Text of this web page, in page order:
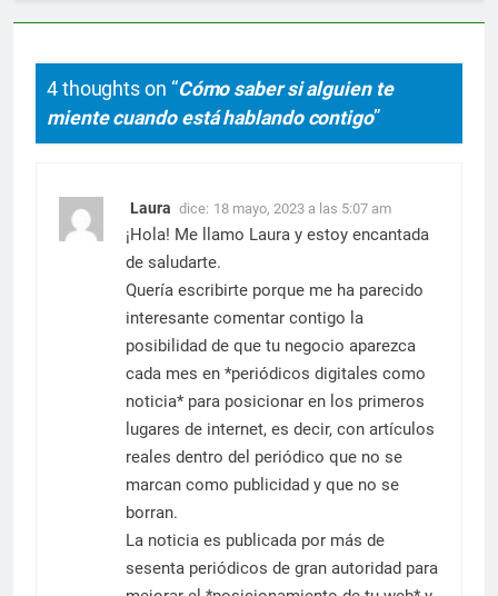
4 thoughts on “Cómo saber si alguien te
miente cuando está hablando contigo”
Laura dice: 18 mayo, 2023 a las 5:07 am
¡Hola! Me llamo Laura y estoy encantada
de saludarte.
Quería escribirte porque me ha parecido
interesante comentar contigo la
posibilidad de que tu negocio aparezca
cada mes en *periódicos digitales como
noticia* para posicionar en los primeros
lugares de internet, es decir, con artículos
reales dentro del periódico que no se
marcan como publicidad y que no se
borran.
La noticia es publicada por más de
sesenta periódicos de gran autoridad para